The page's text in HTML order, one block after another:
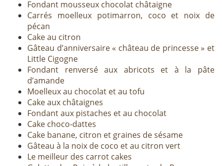
Fondant mousseux chocolat châtaigne
Carrés moelleux potimarron, coco et noix de
pécan
Cake au citron
Gâteau d’anniversaire « château de princesse » et
Little Cigogne
Fondant renversé aux abricots et à la pâte
d’amande
Moelleux au chocolat et au tofu
Cake aux châtaignes
Fondant aux pistaches et au chocolat
Cake choco-dattes
Cake banane, citron et graines de sésame
Gâteau à la noix de coco et au citron vert
Le meilleur des carrot cakes